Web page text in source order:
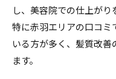
し、美容院での仕上がり
特に赤羽エリアの口コミ
いる方が多く、髪質改
ます。